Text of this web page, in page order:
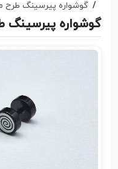
گوشواره پیرسینگ طرح
گوشواره پیرسینگ